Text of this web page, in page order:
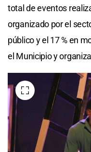
total de eventos
organizado por el
público y el 17 % en
el Municipio y